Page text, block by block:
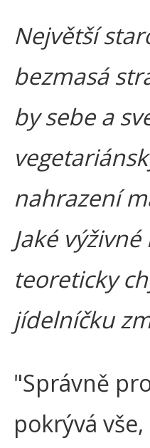
Největší
bezmasá
by sebe a
nahrazení
Jaké
teoreticky
jídelníčku
"Správně
pokrývá